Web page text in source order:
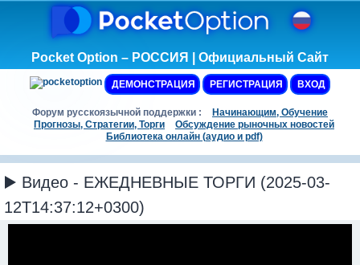
Pocket Option – РОССИЯ | Официальный Сайт
ДЕМОНСТРАЦИЯ РЕГИСТРАЦИЯ ВХОД
Форум русскоязычной поддержки :
Начинающим, Обучение
Прогнозы, Стратегии, Торги
Обсуждение рыночных новостей
Библиотека онлайн (аудио и pdf)
▶️ Видео - ЕЖЕДНЕВНЫЕ ТОРГИ (2025-03-
12T14:37:12+0300)